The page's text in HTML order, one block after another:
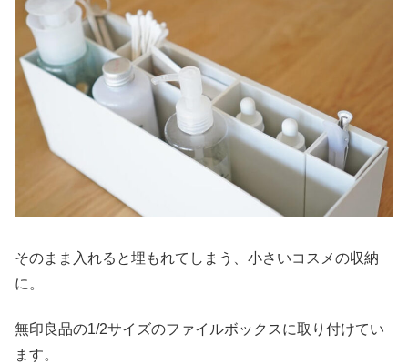
そのまま入れると埋もれてしまう、小さいコスメの収納
に。
無印良品の1/2サイズのファイルボックスに取り付けてい
ます。